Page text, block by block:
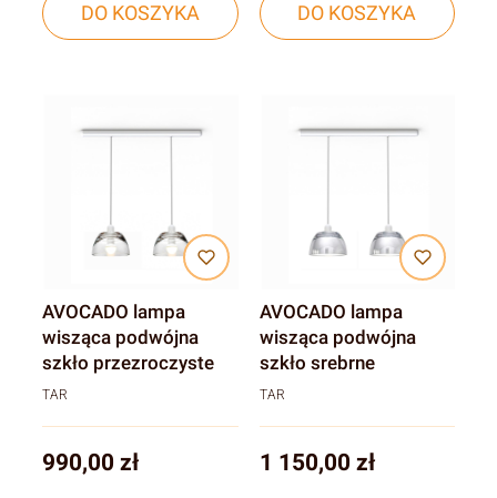
DO KOSZYKA DO KOSZYKA
AVOCADO lampa
wisząca podwójna
szkło przezroczyste
TAR
Cena
990,00 zł
AVOCADO lampa
wisząca podwójna
szkło srebrne
TAR
Cena
1 150,00 zł